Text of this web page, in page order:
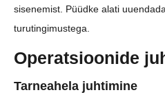
sisenemist. Püüdke alati
turutingimustega.
Operatsioonide
Tarneahela juhtimine